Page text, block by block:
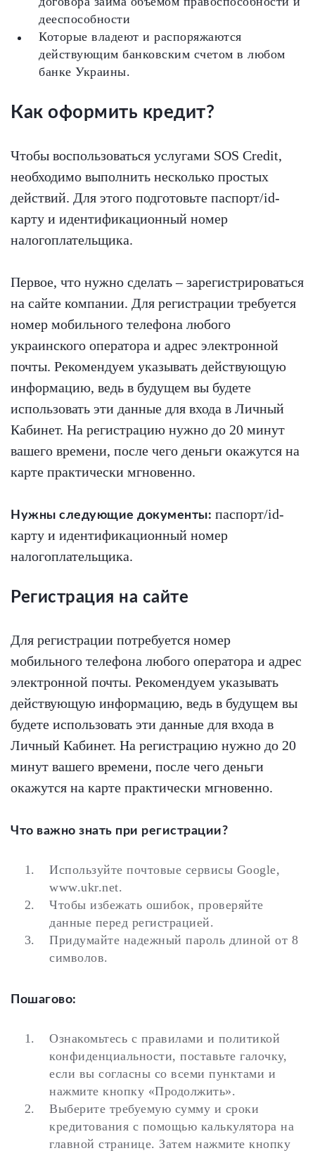
дееспособности
Которые владеют и распоряжаются
действующим банковским счетом в любом
банке Украины.
Как оформить кредит?
Чтобы воспользоваться услугами SOS Credit,
необходимо выполнить несколько простых
действий. Для этого подготовьте паспорт/id-
карту и идентификационный номер
налогоплательщика.
Первое, что нужно сделать – зарегистрироваться
на сайте компании. Для регистрации требуется
номер мобильного телефона любого
украинского оператора и адрес электронной
почты. Рекомендуем указывать действующую
информацию, ведь в будущем вы будете
использовать эти данные для входа в Личный
Кабинет. На регистрацию нужно до 20 минут
вашего времени, после чего деньги окажутся на
карте практически мгновенно.
Нужны следующие документы: паспорт/id-
карту и идентификационный номер
налогоплательщика.
Регистрация на сайте
Для регистрации потребуется номер
мобильного телефона любого оператора и адрес
электронной почты. Рекомендуем указывать
действующую информацию, ведь в будущем вы
будете использовать эти данные для входа в
Личный Кабинет. На регистрацию нужно до 20
минут вашего времени, после чего деньги
окажутся на карте практически мгновенно.
Что важно знать при регистрации?
Используйте почтовые сервисы Google,
www.ukr.net.
Чтобы избежать ошибок, проверяйте
данные перед регистрацией.
Придумайте надежный пароль длиной от 8
символов.
Пошагово:
Ознакомьтесь с правилами и политикой
конфиденциальности, поставьте галочку,
если вы согласны со всеми пунктами и
нажмите кнопку «Продолжить».
Выберите требуемую сумму и сроки
кредитования с помощью калькулятора на
главной странице. Затем нажмите кнопку